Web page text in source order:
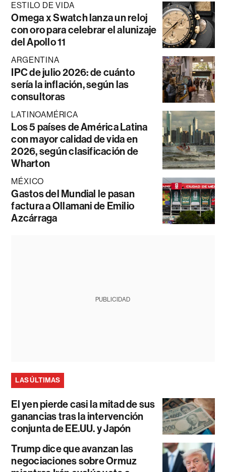
ESTILO DE VIDA
Omega x Swatch lanza un reloj
con oro para celebrar el alunizaje
del Apollo 11
ARGENTINA
IPC de julio 2026: de cuánto
sería la inflación, según las
consultoras
LATINOAMÉRICA
Los 5 países de América Latina
con mayor calidad de vida en
2026, según clasificación de
Wharton
MÉXICO
Gastos del Mundial le pasan
factura a Ollamani de Emilio
Azcárraga
PUBLICIDAD
LAS ÚLTIMAS
El yen pierde casi la mitad de sus
ganancias tras la intervención
conjunta de EE.UU. y Japón
Trump dice que avanzan las
negociaciones sobre Ormuz